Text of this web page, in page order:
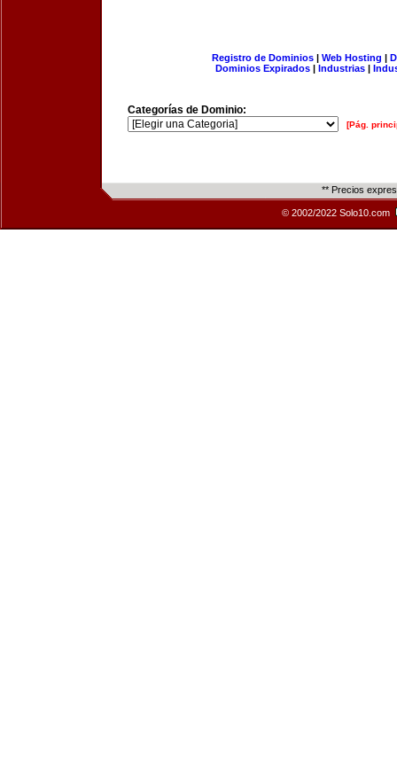
Registro de Dominios| Web Hosting |
Dominios Expirados | Industrias |
Categorías de Dominio:
[Pág.
** Precios
© 2002/2022 Solo10.com